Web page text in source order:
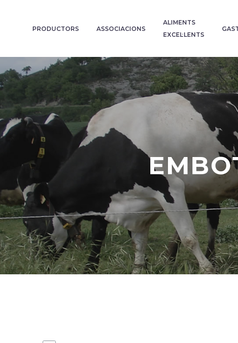
PRODUCTORS ASSOCIACIONS
ALIMENTS
EXCEL·LENTS